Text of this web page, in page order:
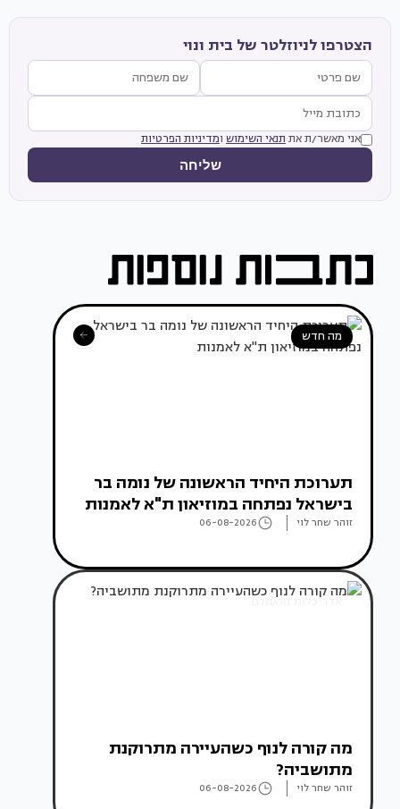
הצטרפו לניוזלטר של בית ונוי
אני מאשר/ת את תנאי השימוש ומדיניות הפרטיות
שליחה
מה חדש
תערוכת היחיד הראשונה של נומה בר
בישראל נפתחה במוזיאון ת"א לאמנות
זוהר שחר לוי 06-08-2026
אדריכלות מהעולם
מה קורה לנוף כשהעיירה מתרוקנת
מתושביה?
זוהר שחר לוי 06-08-2026